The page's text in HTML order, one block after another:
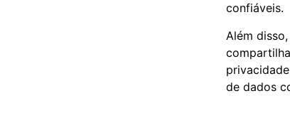
confiáveis.
Além
de dados